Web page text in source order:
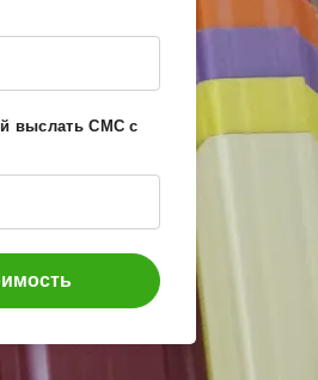
выслать СМС с